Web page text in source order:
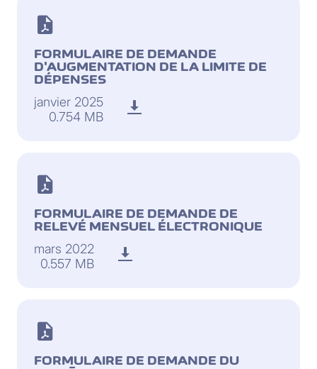
FORMULAIRE DE DEMANDE
D'AUGMENTATION DE LA LIMITE DE
DÉPENSES
0.754 MB
janvier 2025
FORMULAIRE DE DEMANDE DE
RELEVÉ MENSUEL ÉLECTRONIQUE
0.557 MB
mars 2022
FORMULAIRE DE DEMANDE DU